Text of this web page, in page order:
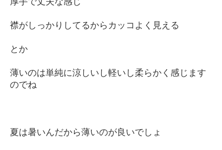
襟がしっかりしてるからカッコよく見える
とか
薄いのは単純に涼しいし軽いし柔らかく感じます
のでね
夏は暑いんだから薄いのが良いでしょ